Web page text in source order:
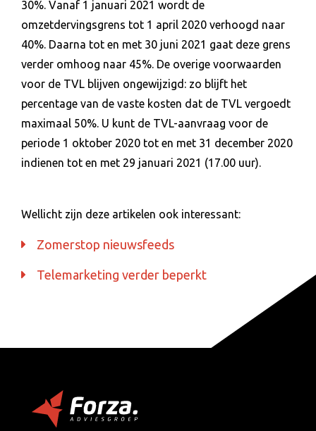
30%. Vanaf 1 januari 2021 wordt de
omzetdervingsgrens tot 1 april 2020 verhoogd naar
40%. Daarna tot en met 30 juni 2021 gaat deze grens
verder omhoog naar 45%. De overige voorwaarden
voor de TVL blijven ongewijzigd: zo blijft het
percentage van de vaste kosten dat de TVL vergoedt
maximaal 50%. U kunt de TVL-aanvraag voor de
periode 1 oktober 2020 tot en met 31 december 2020
indienen tot en met 29 januari 2021 (17.00 uur).
Wellicht zijn deze artikelen ook interessant:
Zomerstop nieuwsfeeds
Telemarketing verder beperkt